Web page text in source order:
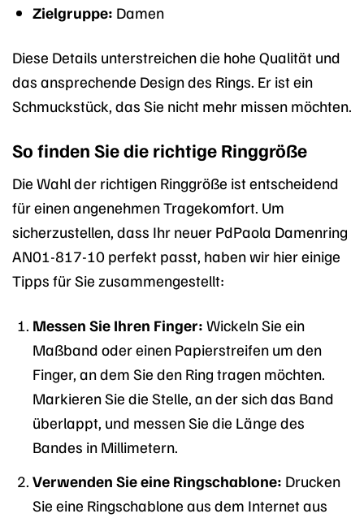
Zielgruppe: Damen
Diese Details unterstreichen die hohe Qualität und
das ansprechende Design des Rings. Er ist ein
Schmuckstück, das Sie nicht mehr missen möchten.
So finden Sie die richtige Ringgröße
Die Wahl der richtigen Ringgröße ist entscheidend
für einen angenehmen Tragekomfort. Um
sicherzustellen, dass Ihr neuer PdPaola Damenring
AN01-817-10 perfekt passt, haben wir hier einige
Tipps für Sie zusammengestellt:
Messen Sie Ihren Finger: Wickeln Sie ein
Maßband oder einen Papierstreifen um den
Finger, an dem Sie den Ring tragen möchten.
Markieren Sie die Stelle, an der sich das Band
überlappt, und messen Sie die Länge des
Bandes in Millimetern.
Verwenden Sie eine Ringschablone: Drucken
Sie eine Ringschablone aus dem Internet aus